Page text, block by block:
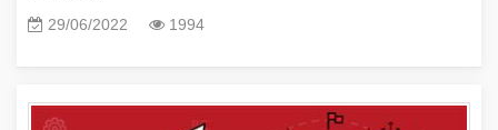
29/06/2022
1994